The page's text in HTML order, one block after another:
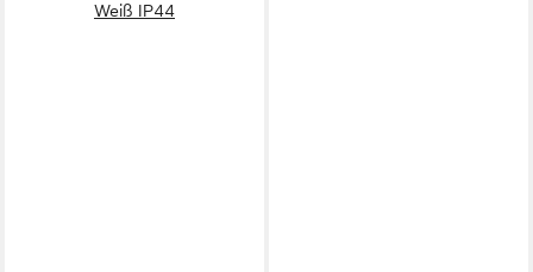
Weiß IP44